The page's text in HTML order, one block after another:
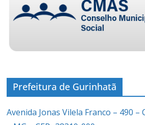
Prefeitura de Gurinhatã
Avenida Jonas Vilela Franco – 490